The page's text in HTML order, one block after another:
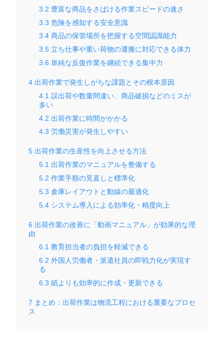
3.2 豊富な商品をさばける作業スピードの速さ
3.3 危険を感知する安全意識
3.4 商品の保管場所を把握する空間認識能力
3.5 立ち仕事や重い荷物の運搬に対応できる体力
3.6 単純な反復作業を継続できる集中力
4 出荷作業で発生しがちな課題とその根本原因
4.1 誤出荷や数量間違い、商品破損などのミスが
多い
4.2 出荷作業に時間がかかる
4.3 労働災害が発生しやすい
5 出荷作業の生産性を向上させる方法
5.1 出荷作業のマニュアルを整備する
5.2 作業手順の見直しと標準化
5.3 倉庫レイアウトと動線の最適化
5.4 システム導入による効率化・精度向上
6 出荷作業の改善に「動画マニュアル」が効果的な理
由
6.1 教育担当者の負担を軽減できる
6.2 外国人労働者・派遣社員の即戦力化が実現す
る
6.3 紙よりも効率的に作成・更新できる
7 まとめ：出荷作業は物流工程における重要なプロセ
ス